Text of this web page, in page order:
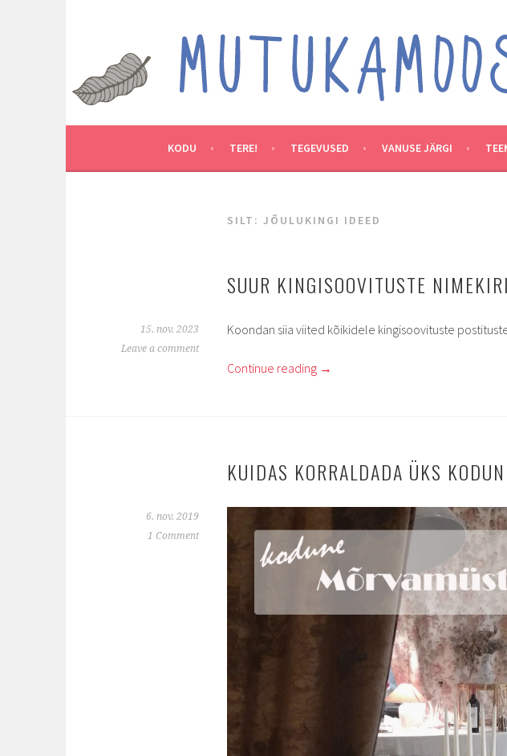
MUTUKAMOOS
ARENDAVAID TEGEVUSI LASTEGA
KODU TERE! TEGEVUSED VANUSE JÄRGI
SILT: JÕULUKINGI IDEED
SUUR KINGISOOVITUSTE NIMEKIRI
15. nov. 2023
Leave a comment
Koondan siia viited kõikidele kingisoovituste
Continue reading →
KUIDAS KORRALDADA ÜKS
6. nov. 2019
1 Comment